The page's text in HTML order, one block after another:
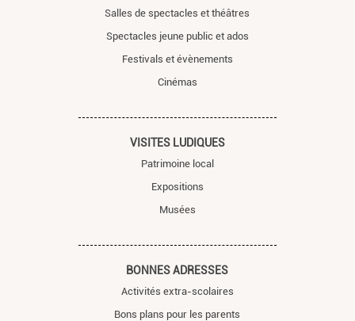
Salles de spectacles et théâtres
Spectacles jeune public et ados
Festivals et évènements
Cinémas
VISITES LUDIQUES
Patrimoine local
Expositions
Musées
BONNES ADRESSES
Activités extra-scolaires
Bons plans pour les parents